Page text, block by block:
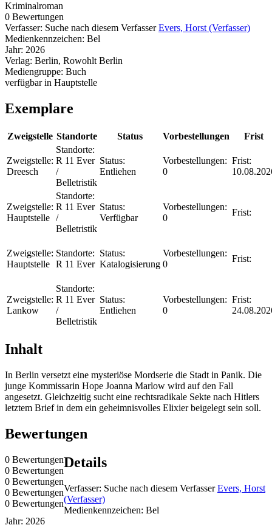
Kriminalroman
0 Bewertungen
Verfasser: Suche nach diesem Verfasser Evers, Horst (Verfasser)
Medienkennzeichen: Bel
Jahr: 2026
Verlag: Berlin, Rowohlt Berlin
Mediengruppe: Buch
verfügbar in Hauptstelle
Exemplare
Zweigstelle Standorte Status Vorbestellungen Frist
Zweigstelle:
Dreesch
Standorte:
R 11 Ever
/
Belletristik
Status:
Entliehen
Vorbestellungen:
0
Frist:
Zweigstelle:
Hauptstelle
Standorte:
R 11 Ever
/
Belletristik
Status:
Verfügbar
Vorbestellungen:
0
Frist:
Zweigstelle:
Hauptstelle
Standorte:
R 11 Ever
Status:
Katalogisierung
Vorbestellungen:
0
Frist:
Zweigstelle:
Lankow
Standorte:
R 11 Ever
/
Belletristik
Status:
Entliehen
Vorbestellungen:
0
Frist:
Inhalt
In Berlin versetzt eine mysteriöse Mordserie die Stadt in Panik. Die
junge Kommissarin Hope Joanna Marlow wird auf den Fall
angesetzt. Gleichzeitig sucht eine rechtsradikale Sekte nach Hitlers
letztem Brief in dem ein geheimnisvolles Elixier beigelegt sein soll.
Bewertungen
0 Bewertungen
0 Bewertungen
0 Bewertungen
0 Bewertungen
0 Bewertungen
Details
Verfasser: Suche nach diesem Verfasser Evers, Horst
(Verfasser)
Medienkennzeichen: Bel
Jahr: 2026